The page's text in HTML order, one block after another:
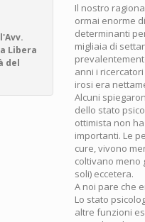
Libera
del
Il nostro
ormai enorme
determinanti
migliaia di
anni i
irosi era
Alcuni
dello stato
ottimista non
importanti. Le
cure, vivono
coltivano meno
soli) eccetera.
A noi pare che
Lo stato
altre funzioni